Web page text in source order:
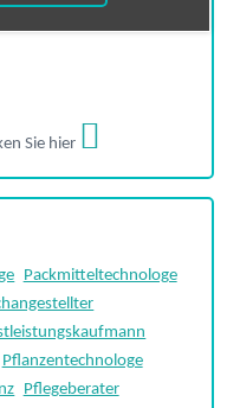
Sie hier
Packmitteltechnologe
Pflanzentechnologe
Pflegeberater